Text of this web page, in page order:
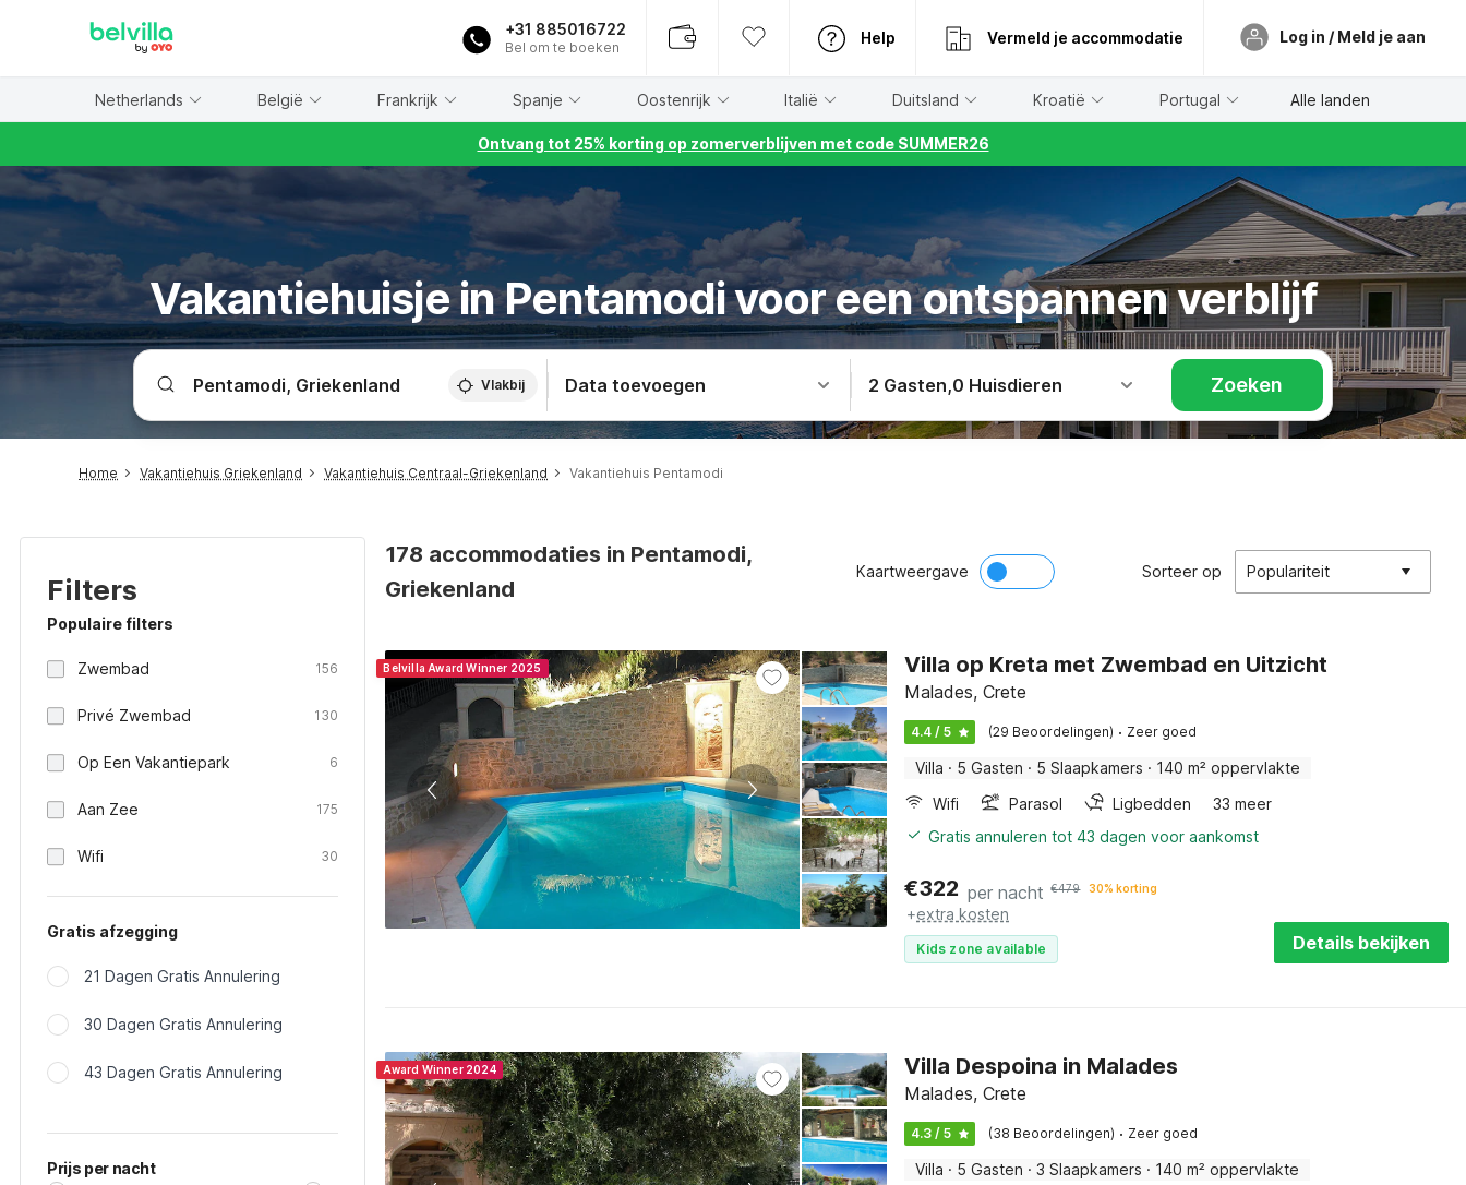
+31 885016722
Bel om te boeken
Help Vermeld je accommodatie Log in / Meld je aan
Netherlands België Frankrijk Spanje Oostenrijk Italië Duitsland Kroatië Portugal Alle landen
Ontvang tot 25% korting op zomerverblijven met code SUMMER26
Vakantiehuisje in Pentamodi voor een ontspannen verblijf
Vlakbij Data toevoegen 2 Gasten,0 Huisdieren Zoeken
Home Vakantiehuis Griekenland Vakantiehuis Centraal-Griekenland Vakantiehuis Pentamodi
Filters
Populaire filters
Zwembad 156
Privé Zwembad 130
Op Een Vakantiepark 6
Aan Zee 175
Wifi 30
Gratis afzegging
21 Dagen Gratis Annulering
30 Dagen Gratis Annulering
43 Dagen Gratis Annulering
Prijs per nacht
178 accommodaties in Pentamodi,
Griekenland
Kaartweergave Sorteer op Populariteit
Belvilla Award Winner 2025 Villa op Kreta met Zwembad en Uitzicht
Malades, Crete
4.4 / 5 (29 Beoordelingen) · Zeer goed
Villa · 5 Gasten · 5 Slaapkamers · 140 m² oppervlakte
Wifi
Parasol Ligbedden
33 meer
Gratis annuleren tot 43 dagen voor aankomst
€322 per nacht €479 30% korting
+extra kosten
Kids zone available Details bekijken
Award Winner 2024 Villa Despoina in Malades
Malades, Crete
4.3 / 5 (38 Beoordelingen) · Zeer goed
Villa · 5 Gasten · 3 Slaapkamers · 140 m² oppervlakte